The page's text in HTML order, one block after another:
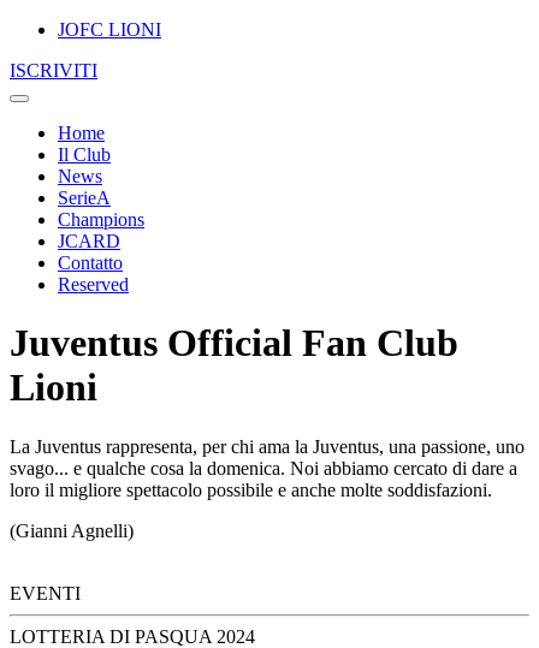
JOFC LIONI
ISCRIVITI
Home
Il Club
News
SerieA
Champions
JCARD
Contatto
Reserved
Juventus Official Fan Club
Lioni
La Juventus rappresenta, per chi ama la Juventus, una passione, uno
svago... e qualche cosa la domenica. Noi abbiamo cercato di dare a
loro il migliore spettacolo possibile e anche molte soddisfazioni.
(Gianni Agnelli)
EVENTI
LOTTERIA DI PASQUA 2024